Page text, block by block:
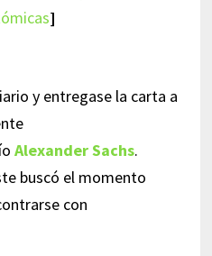
]
y entregase la carta a
Alexander Sachs.
buscó el momento
con